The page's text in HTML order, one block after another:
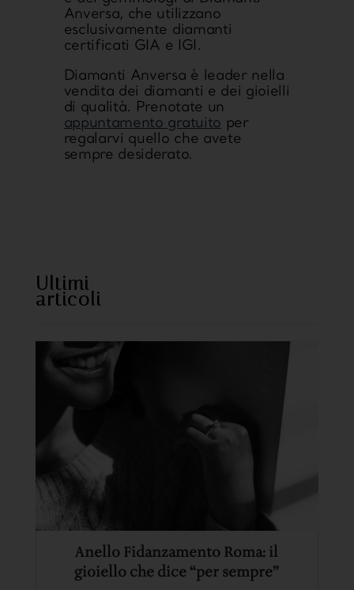
Anversa, che utilizzano
esclusivamente diamanti
certificati GIA e IGI.
Diamanti Anversa è leader nella
vendita dei diamanti e dei gioielli
di qualità. Prenotate un
appuntamento gratuito per
regalarvi quello che avete
sempre desiderato.
Ultimi
articoli
Anello Fidanzamento Roma: il
gioiello che dice “per sempre”